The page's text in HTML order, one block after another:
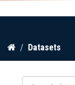
Skip
content
Datasets